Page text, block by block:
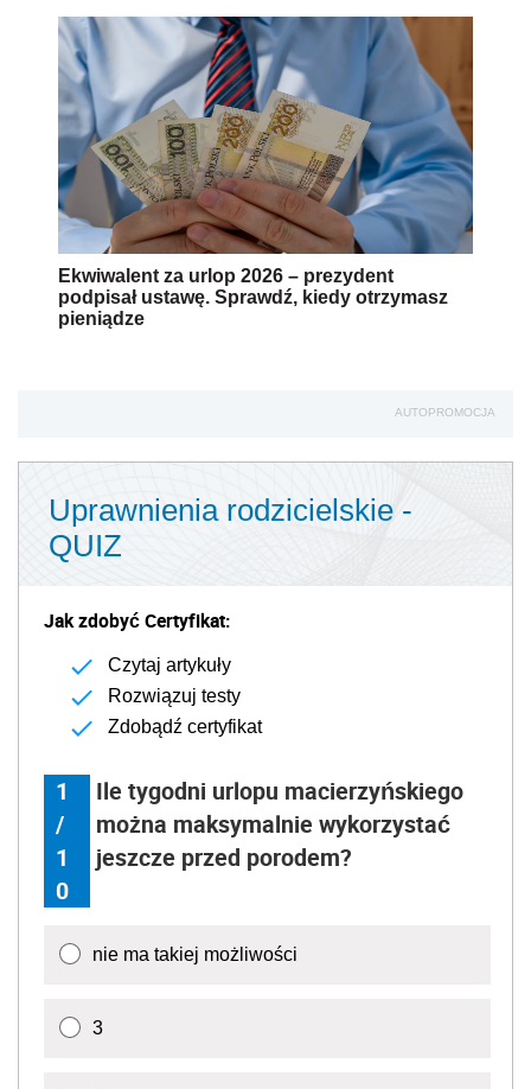
Ekwiwalent za urlop 2026 – prezydent
podpisał ustawę. Sprawdź, kiedy otrzymasz
pieniądze
AUTOPROMOCJA
Uprawnienia rodzicielskie -
QUIZ
Jak zdobyć Certyfikat:
Czytaj artykuły
Rozwiązuj testy
Zdobądź certyfikat
1
/
1
0
Ile tygodni urlopu macierzyńskiego
można maksymalnie wykorzystać
jeszcze przed porodem?
nie ma takiej możliwości
3